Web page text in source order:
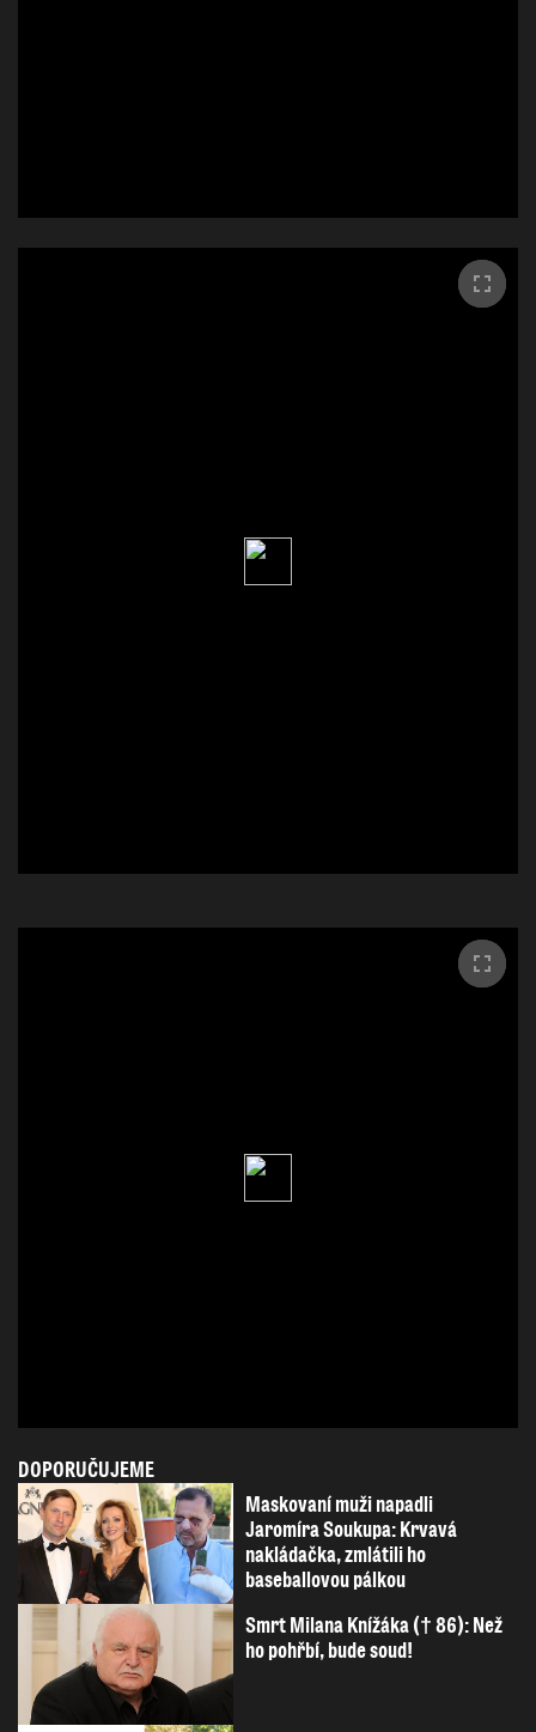
DOPORUČUJEME
Maskovaní muži napadli
Jaromíra Soukupa: Krvavá
nakládačka, zmlátili ho
baseballovou pálkou
Smrt Milana Knížáka († 86): Než
ho pohřbí, bude soud!